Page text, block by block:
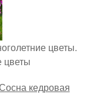
цветы.
цветы